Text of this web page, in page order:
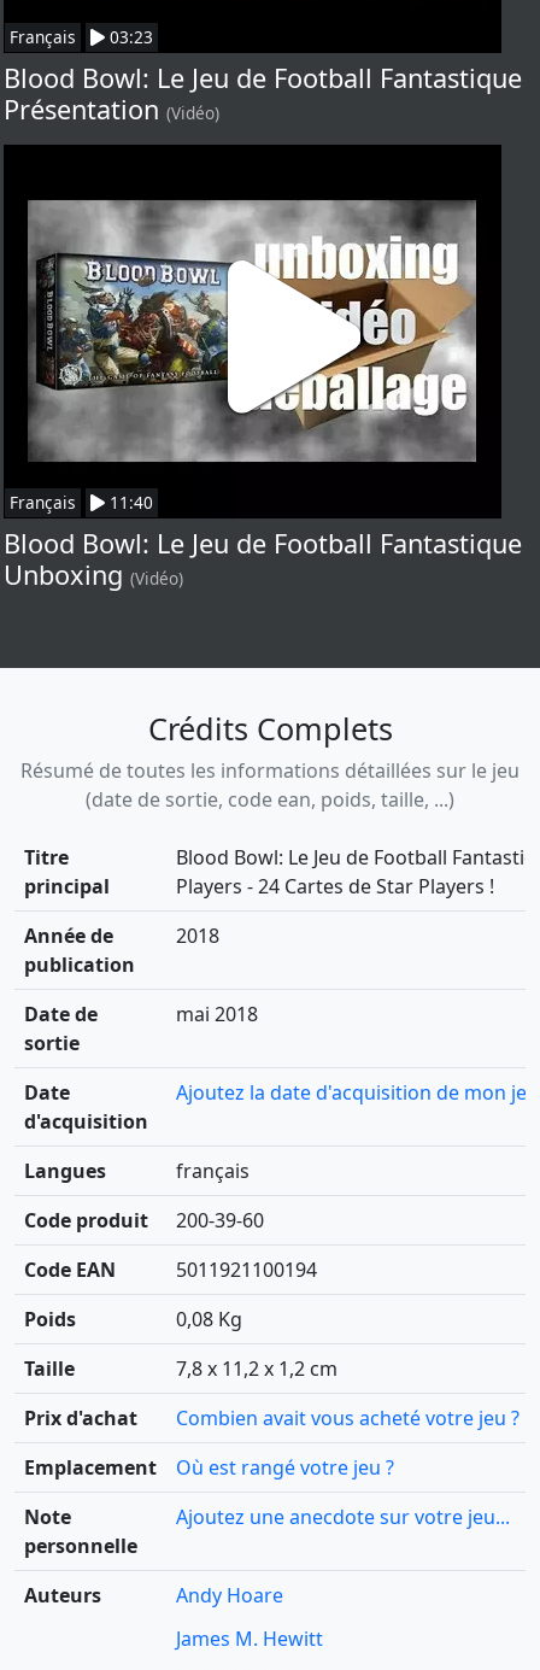
Français 03:23
Blood Bowl: Le Jeu de Football Fantastique
Présentation (Vidéo)
Français 11:40
Blood Bowl: Le Jeu de Football Fantastique
Unboxing (Vidéo)
Crédits Complets
Résumé de toutes les informations détaillées sur le jeu
(date de sortie, code ean, poids, taille, ...)
Titre
principal
Blood Bowl: Le Jeu de Football
Players - 24 Cartes de Star Players !
Année de
publication
2018
Date de
sortie
mai 2018
Date
d'acquisition
Ajoutez la date d'acquisition de mon jeu
Langues
français
Code produit
200-39-60
Code EAN
5011921100194
Poids
0,08 Kg
Taille
7,8 x 11,2 x 1,2 cm
Prix d'achat
Combien avait vous acheté votre jeu ?
Emplacement
Où est rangé votre jeu ?
Note
personnelle
Ajoutez une anecdote sur votre jeu...
Auteurs
Andy Hoare
James M. Hewitt